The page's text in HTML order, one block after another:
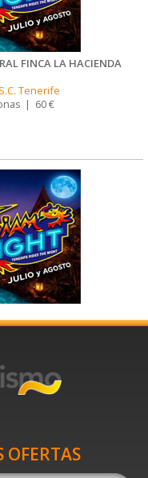
FINCA LA HACIENDA
S.C. Tenerife
| 60 €
OFERTAS